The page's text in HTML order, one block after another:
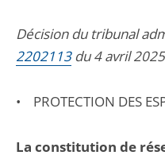
Décision du tribunal
2202113du 4 avril 2025
• PROTECTION DES
La constitution de